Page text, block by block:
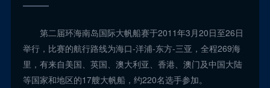
第二届环海南岛国际大帆船赛于2011年3月20日至26日
举行，比赛的航行路线为海口-洋浦-东方-三亚，全程269海
里，有来自美国、英国、澳大利亚、香港、澳门及中国大陆
等国家和地区的17艘大帆船，约220名选手参加。